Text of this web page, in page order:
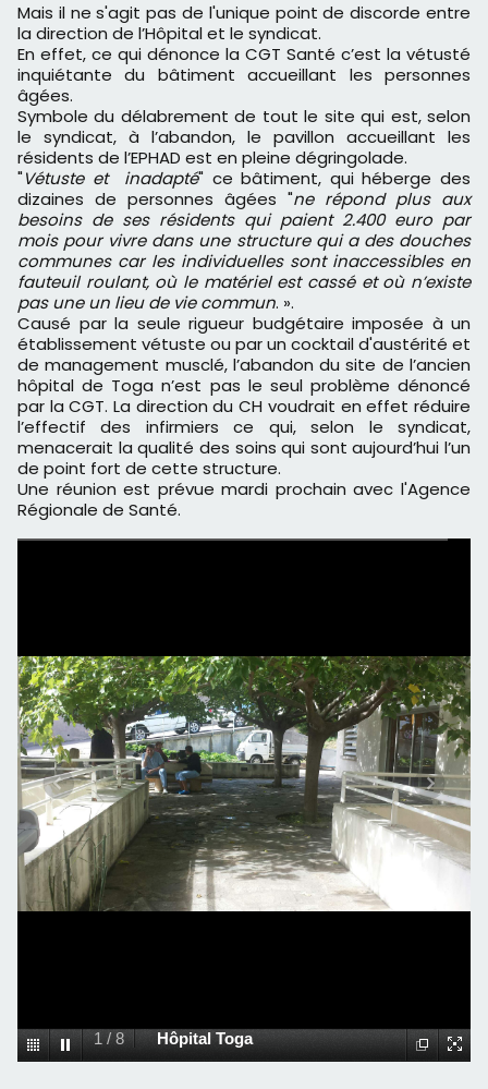
Mais il ne s'agit pas de l'unique point de discorde entre
la direction de l’Hôpital et le syndicat.
En effet, ce qui dénonce la CGT Santé c’est la vétusté
inquiétante du bâtiment accueillant les personnes
âgées.
Symbole du délabrement de tout le site qui est, selon
le syndicat, à l’abandon, le pavillon accueillant les
résidents de l’EPHAD est en pleine dégringolade.
"Vétuste et inadapté" ce bâtiment, qui héberge des
dizaines de personnes âgées "ne répond plus aux
besoins de ses résidents qui paient 2.400 euro par
mois pour vivre dans une structure qui a des douches
communes car les individuelles sont inaccessibles en
fauteuil roulant, où le matériel est cassé et où n’existe
pas une un lieu de vie commun. ».
Causé par la seule rigueur budgétaire imposée à un
établissement vétuste ou par un cocktail d'austérité et
de management musclé, l’abandon du site de l’ancien
hôpital de Toga n’est pas le seul problème dénoncé
par la CGT. La direction du CH voudrait en effet réduire
l’effectif des infirmiers ce qui, selon le syndicat,
menacerait la qualité des soins qui sont aujourd’hui l’un
de point fort de cette structure.
Une réunion est prévue mardi prochain avec l'Agence
Régionale de Santé.
1 /8 Hôpital Toga